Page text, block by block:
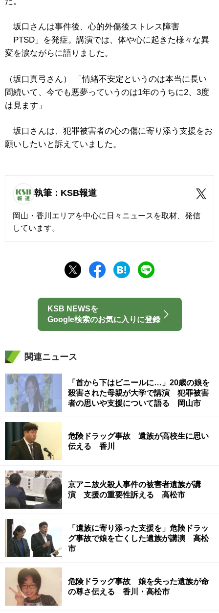
坂口さんは事件後、心的外傷後ストレス障害
「PTSD」を発症。講演では、体や心に起きた様々な異
変を涙ながらに語りました。
（坂口真弓さん） 「情緒不安定というのは本当に長い
間続いて、今でも悪夢っていうのは1年のうちに2、3度
は見ます」
坂口さんは、犯罪被害者の心の傷に寄り添う支援をお
願いしたいと訴えていました。
執筆：KSB報道
岡山・香川エリアを中心に日々ニュースを取材、発信
しています。
KSB NEWSを
Google検索のお気に入りに登録
関連ニュース
「首から下はビニールに…」20歳の娘を
殺害された母親が大学で講演 犯罪被害
者の思いや支援について語る 岡山市
危険ドラッグ事故 遺族が高校生に思い
伝える 香川
京アニ放火殺人事件の被害者遺族が講
演 支援の重要性訴える 高松市
「遺族に寄り添った支援を」危険ドラッ
グ事故で娘を亡くした遺族が講演 高松
市
危険ドラッグ事故 娘を失った遺族が命
の尊さ伝える 香川・高松市